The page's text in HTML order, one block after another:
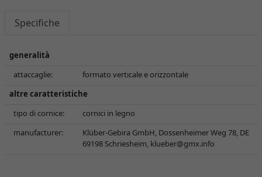
Specifiche
generalità
attaccaglie:
formato verticale e orizzontale
altre caratteristiche
tipo di cornice:
cornici in legno
manufacturer:
Klüber-Gebira GmbH, Dossenheimer Weg 78, DE
69198 Schriesheim, klueber@gmx.info